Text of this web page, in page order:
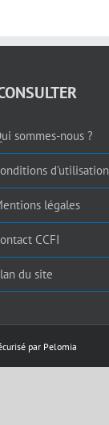
sommes-nous ?
d’utilisation
légales
CCFI
du site
par Pelomia